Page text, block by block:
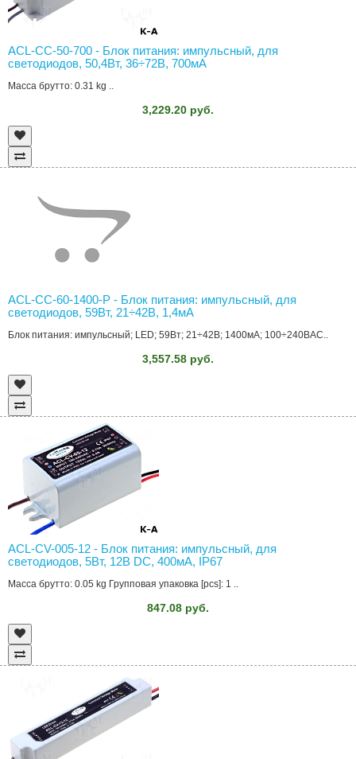
ACL-CC-50-700 - Блок питания: импульсный, для
светодиодов, 50,4Вт, 36÷72В, 700мА
Масса брутто: 0.31 kg ..
3,229.20 руб.
ACL-CC-60-1400-P - Блок питания: импульсный, для
светодиодов, 59Вт, 21÷42В, 1,4мА
Блок питания: импульсный; LED; 59Вт; 21÷42В; 1400мА; 100÷240ВAC..
3,557.58 руб.
ACL-CV-005-12 - Блок питания: импульсный, для
светодиодов, 5Вт, 12В DC, 400мА, IP67
Масса брутто: 0.05 kg Групповая упаковка [pcs]: 1 ..
847.08 руб.